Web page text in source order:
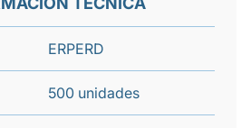
ERPERD
500 unidades